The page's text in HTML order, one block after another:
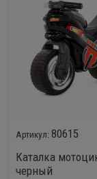
80615
Каталка
черный